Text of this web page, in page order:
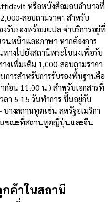
หรือหนังสือมอบอำนาจที่
สอบถามราคา สำหรับ
รับรองพร้อมแปล ค่าบริการอยู่ที่
นหน้าและภาษา หากต้องการ
างไปยังสถานีพระโขนงเพื่อรับ
งเพิ่มเติม 1,000-สอบถามราคา
การสำหรับการรับรองพื้นฐานคือ
ก่อน 11.00 น.) สำหรับเอกสารที่
ลา 5-15 วันทำการ ขึ้นอยู่กับ
างสถานทูตเช่น สหรัฐอเมริกา
นขณะที่สถานทูตญี่ปุ่นและจีน
กค้าในสถานี